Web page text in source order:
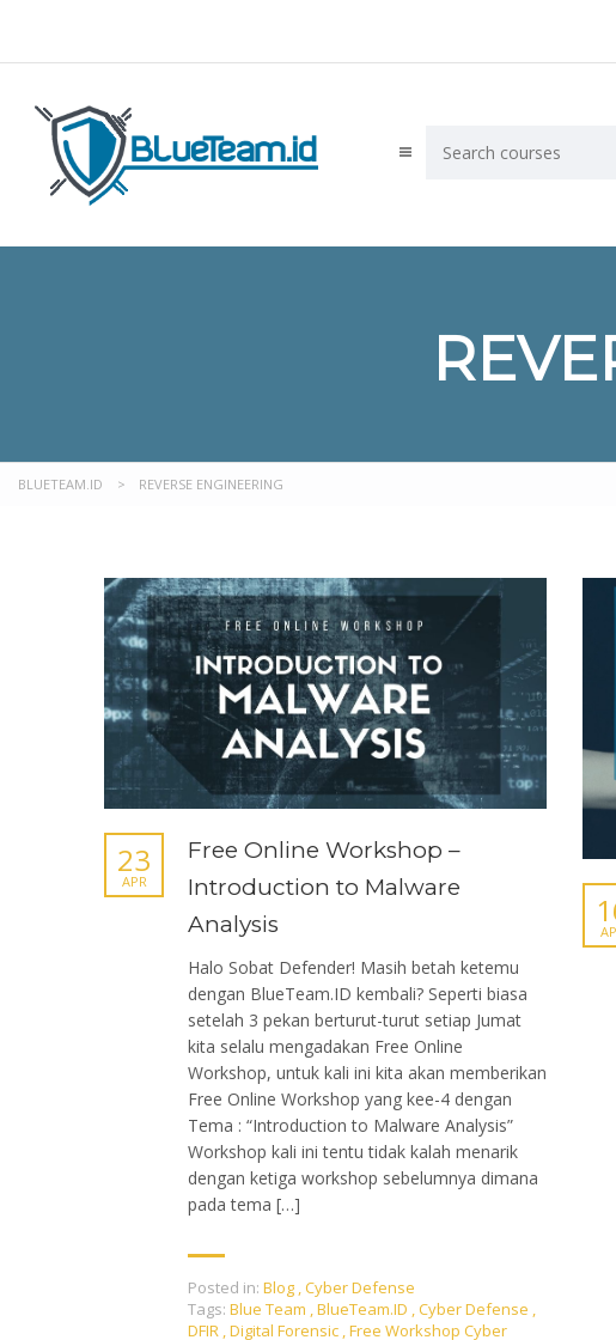
BLUETEAM.ID > REVERSE ENGINEERING
Free Online Workshop –
Introduction to Malware
Analysis
23
APR
Halo Sobat Defender! Masih betah ketemu
dengan BlueTeam.ID kembali? Seperti biasa
setelah 3 pekan berturut-turut setiap Jumat
kita selalu mengadakan Free Online
Workshop, untuk kali ini kita akan memberikan
Free Online Workshop yang kee-4 dengan
Tema : “Introduction to Malware Analysis”
Workshop kali ini tentu tidak kalah menarik
dengan ketiga workshop sebelumnya dimana
pada tema […]
Posted in: Blog ,Cyber Defense
Tags: Blue Team ,BlueTeam.ID ,Cyber Defense ,
DFIR ,Digital Forensic ,Free Workshop Cyber